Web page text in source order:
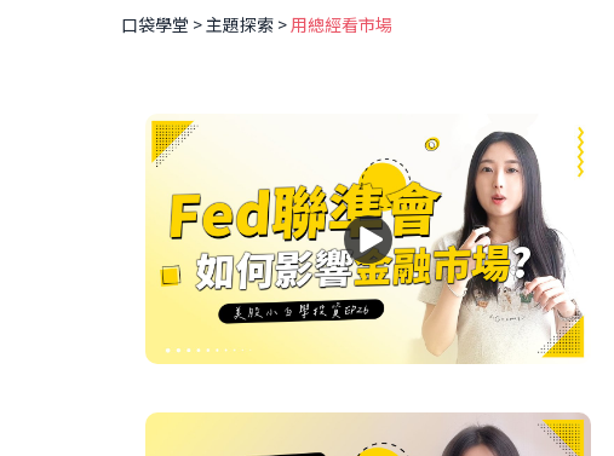
口袋學堂 主題探索 用總經看市場